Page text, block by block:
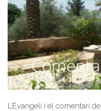
English
Contacte
L’Evangeli i el comentari de